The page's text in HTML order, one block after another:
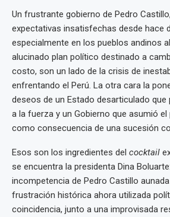
Un frustrante gobierno de Pedro
expectativas insatisfechas desde hace
especialmente en los pueblos andinos
alucinado plan político destinado a
costo, son un lado de la crisis de
enfrentando el Perú. La otra cara la
deseos de un Estado desarticulado que
a la fuerza y un Gobierno que asumió
como consecuencia de una sucesión
Esos son los ingredientes del cocktail
se encuentra la presidenta Dina
incompetencia de Pedro Castillo
frustración histórica ahora utilizada
coincidencia, junto a una improvisada